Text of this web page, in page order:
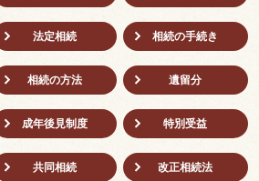
法定相続 相続の⼿続き
相続の方法 遺留分
成年後⾒制度 特別受益
共同相続 改正相続法